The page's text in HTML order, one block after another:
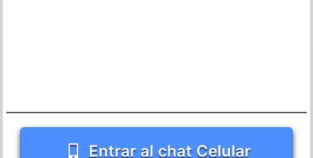
Entrar al chat Celular